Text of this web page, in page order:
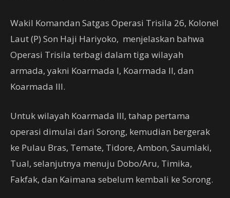
Wakil Komandan Satgas Operasi Trisila 26, Kolonel
Laut (P) Son Haji Hariyoko, menjelaskan bahwa
Operasi Trisila terbagi dalam tiga wilayah
armada, yakni Koarmada I, Koarmada II, dan
Koarmada III.
Untuk wilayah Koarmada III, tahap pertama
operasi dimulai dari Sorong, kemudian bergerak
ke Pulau Bras, Temate, Tidore, Ambon, Saumlaki,
Tual, selanjutnya menuju Dobo/Aru, Timika,
Fakfak, dan Kaimana sebelum kembali ke Sorong.